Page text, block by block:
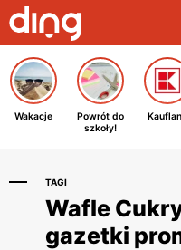
Wakacje
Powrót do
szkoły!
TAGI
Wafle
gazetki